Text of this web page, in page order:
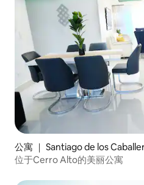
公寓 ｜ Santiago de los
位于Cerro Alto的美丽公寓